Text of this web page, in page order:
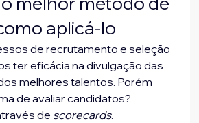
aplicá-lo
de recrutamento e seleção
ter eficácia na divulgação das
melhores talentos. Porém
de avaliar candidatos?
de scorecards.